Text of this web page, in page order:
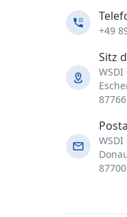
+49
Sitz
WSDI
WSDI